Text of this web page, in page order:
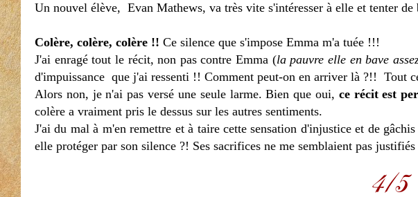
Un nouvel élève, Evan Mathews, va très vite s'intéresser à elle et tenter de
Colère, colère, colère !! Ce silence que s'impose Emma m'a tuée !!!
J'ai enragé tout le récit, non pas contre Emma (la pauvre elle en bave
d'impuissance que j'ai ressenti !! Comment peut-on en arriver là ?!! Tout
Alors non, je n'ai pas versé une seule larme. Bien que oui, ce récit est
colère a vraiment pris le dessus sur les autres sentiments.
J'ai du mal à m'en remettre et à taire cette sensation d'injustice et de
elle protéger par son silence ?! Ses sacrifices ne me semblaient pas